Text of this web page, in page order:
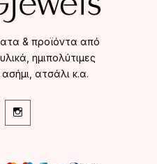
& προϊόντα από
ημιπολύτιμες
ατσάλι κ.α.